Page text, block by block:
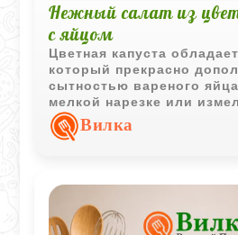
Нежный салат из
с яйцом
Цветная капуста
который прекрасно
сытностью вареного
мелкой нарезке или
вилкой, салат
нежного паштета или
хочется чего-то
тяжелого для желудка.
Вилка